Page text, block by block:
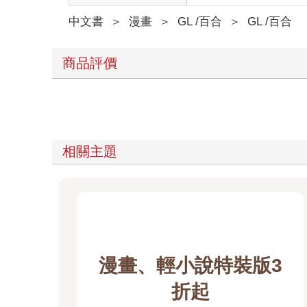
中文書 ＞ 漫畫 ＞ GL /百合 ＞ GL /百合
商品評價
相關主題
漫畫、輕小說特裝版3
折起